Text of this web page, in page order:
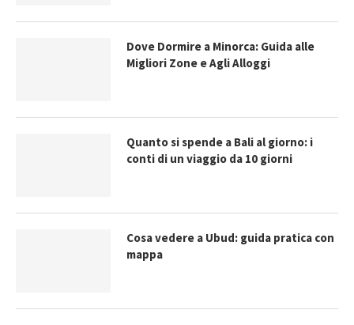
Dove Dormire a Minorca: Guida alle
Migliori Zone e Agli Alloggi
Quanto si spende a Bali al giorno: i
conti di un viaggio da 10 giorni
Cosa vedere a Ubud: guida pratica con
mappa